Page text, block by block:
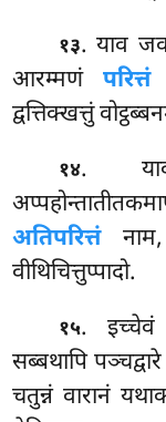
१३. याव
आरम्मणं परित्तं
द्वत्तिक्खत्तुं
१४.
अतिपरित्तंनाम,
वीथिचित्तुप्पादो.
१५. इच्चेवं
सब्बथापि
चतुन्नं वारानं